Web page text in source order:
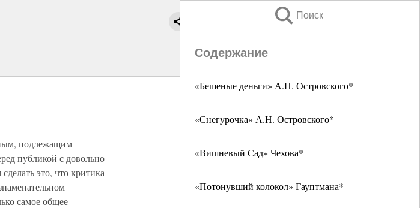
Поиск
Содержание
«Бешеные деньги» А.Н. Островского*
«Снегурочка» А.Н. Островского*
«Вишневый Сад» Чехова*
«Потонувший колокол» Гауптмана*
подлежащим
публикой с довольно
это, что критика
самое общее